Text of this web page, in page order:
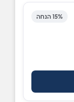
15% הנחה